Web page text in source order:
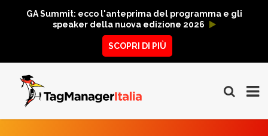
GA Summit: ecco l'anteprima del programma e gli
speaker della nuova edizione 2026
SCOPRI DI PIÙ